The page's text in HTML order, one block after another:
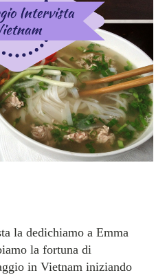
la dedichiamo a Emma
la fortuna di
in Vietnam iniziando